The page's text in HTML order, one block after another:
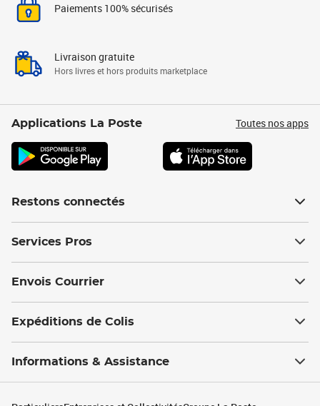
Paiements 100% sécurisés
Livraison gratuite
Hors livres et hors produits marketplace
Applications La Poste Toutes nos apps
Restons connectés
Services Pros
Envois Courrier
Expéditions de Colis
Informations & Assistance